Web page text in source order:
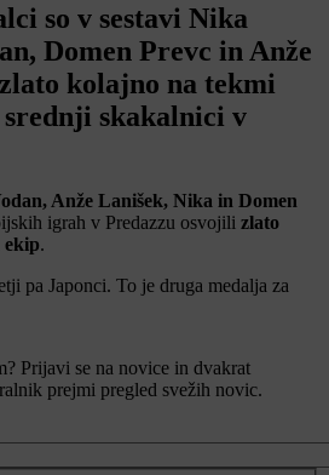
so v sestavi Nika
Domen Prevc in Anže
kolajno na tekmi
srednji skakalnici v
Anže Lanišek, Nika in Domen
igrah v Predazzu osvojili zlato
ekip.
pa Japonci. To je druga medalja za
Prijavi se na novice in dvakrat
prejmi pregled svežih novic.